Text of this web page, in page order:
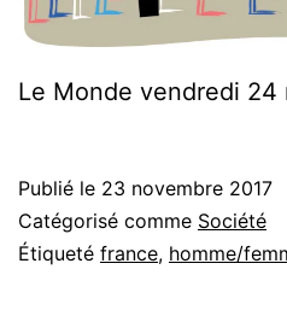
Le Monde vendredi 24
Publié le 23 novembre 2017
Catégorisé comme Société
Étiqueté france, homme/